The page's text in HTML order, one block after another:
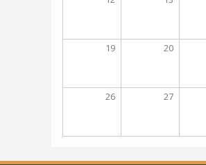
19 20
26 27